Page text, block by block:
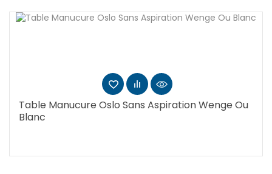
Table Manucure Oslo Sans Aspiration Wenge Ou
Blanc